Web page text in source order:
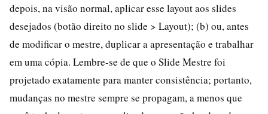
depois, na visão normal, aplicar esse layout aos slides
desejados (botão direito no slide > Layout); (b) ou, antes
de modificar o mestre, duplicar a apresentação e trabalhar
em uma cópia. Lembre-se de que o Slide Mestre foi
projetado exatamente para manter consistência; portanto,
mudanças no mestre sempre se propagam, a menos que